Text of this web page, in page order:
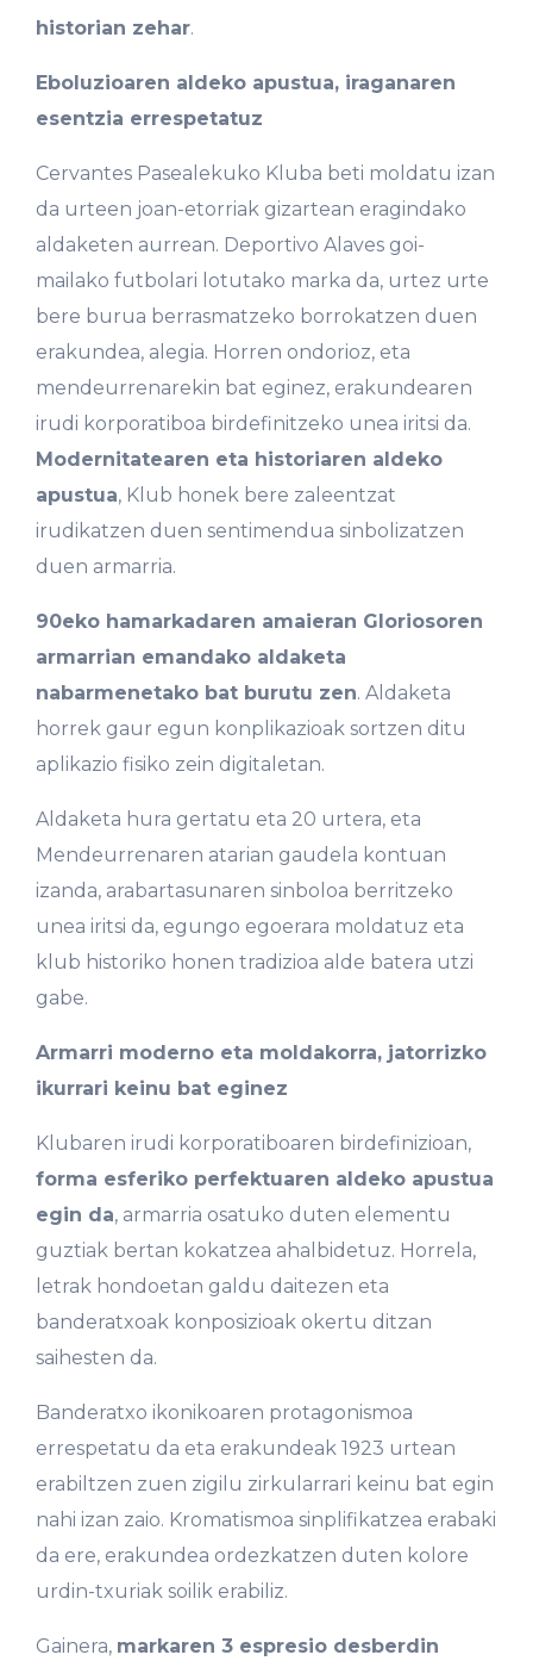
historian zehar.
Eboluzioaren aldeko apustua, iraganaren
esentzia errespetatuz
Cervantes Pasealekuko Kluba beti moldatu izan
da urteen joan-etorriak gizartean eragindako
aldaketen aurrean. Deportivo Alaves goi-
mailako futbolari lotutako marka da, urtez urte
bere burua berrasmatzeko borrokatzen duen
erakundea, alegia. Horren ondorioz, eta
mendeurrenarekin bat eginez, erakundearen
irudi korporatiboa birdefinitzeko unea iritsi da.
Modernitatearen eta historiaren aldeko
apustua, Klub honek bere zaleentzat
irudikatzen duen sentimendua sinbolizatzen
duen armarria.
90eko hamarkadaren amaieran Gloriosoren
armarrian emandako aldaketa
nabarmenetako bat burutu zen. Aldaketa
horrek gaur egun konplikazioak sortzen ditu
aplikazio fisiko zein digitaletan.
Aldaketa hura gertatu eta 20 urtera, eta
Mendeurrenaren atarian gaudela kontuan
izanda, arabartasunaren sinboloa berritzeko
unea iritsi da, egungo egoerara moldatuz eta
klub historiko honen tradizioa alde batera utzi
gabe.
Armarri moderno eta moldakorra, jatorrizko
ikurrari keinu bat eginez
Klubaren irudi korporatiboaren birdefinizioan,
forma esferiko perfektuaren aldeko apustua
egin da, armarria osatuko duten elementu
guztiak bertan kokatzea ahalbidetuz. Horrela,
letrak hondoetan galdu daitezen eta
banderatxoak konposizioak okertu ditzan
saihesten da.
Banderatxo ikonikoaren protagonismoa
errespetatu da eta erakundeak 1923 urtean
erabiltzen zuen zigilu zirkularrari keinu bat egin
nahi izan zaio. Kromatismoa sinplifikatzea erabaki
da ere, erakundea ordezkatzen duten kolore
urdin-txuriak soilik erabiliz.
Gainera, markaren 3 espresio desberdin